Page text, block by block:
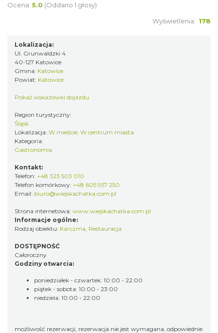
Ocena: 5.0 (Oddano 1 głosy)
Wyświetlenia: 178
Lokalizacja:
Ul. Grunwaldzki 4
40-127 Katowice
Gmina: Katowice
Powiat: Katowice
Pokaż wskazówki dojazdu
Region turystyczny:
Śląsk
Lokalizacja: W mieście, W centrum miasta
Kategoria:
Gastronomia
Kontakt:
Telefon: +48 323 503 010
Telefon komórkowy: +48 605 957 250
Email: biuro@wiejskachatka.com.pl
Strona internetowa: www.wiejskachatka.com.pl
Informacje ogólne:
Rodzaj obiektu: Karczma Restauracja
DOSTĘPNOŚĆ
Całoroczny
Godziny otwarcia:
poniedziałek - czwartek: 10:00 - 22:00
piątek - sobota: 10:00 - 23:00
niedziela: 10:00 - 22:00
możliwość rezerwacji, rezerwacja nie jest wymagana, odpowiednie